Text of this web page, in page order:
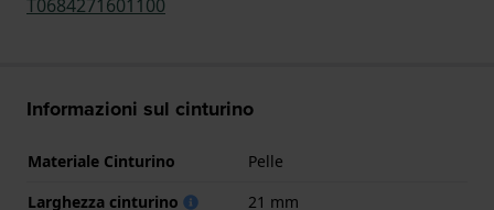
T0684271601100
Informazioni sul cinturino
Materiale Cinturino
Pelle
Larghezza cinturino
21 mm